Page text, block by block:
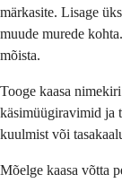
märkasite. Lisage
muude murede
mõista.
Tooge kaasa
käsimüügiravimid ja
kuulmist või
Mõelge kaasa võtta